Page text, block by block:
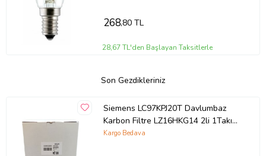
268,80 TL
28,67 TL'den Başlayan Taksitlerle
Son Gezdikleriniz
Siemens LC97KPJ20T Davlumbaz
Karbon Filtre LZ16HKG14 2li 1Takım
Bacasız Aspiratör Kömür Filtresi
Kargo Bedava